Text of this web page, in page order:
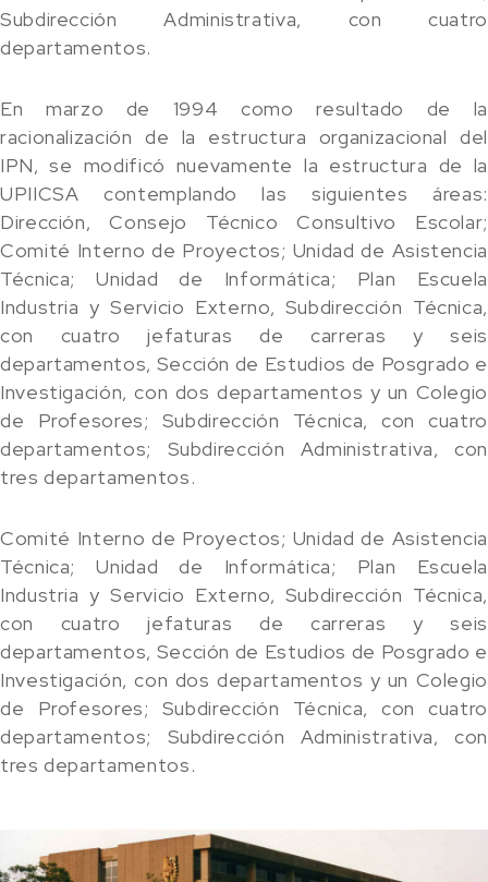
Subdirección Administrativa, con cuatro
departamentos.
En marzo de 1994 como resultado de la
racionalización de la estructura organizacional del
IPN, se modificó nuevamente la estructura de la
UPIICSA contemplando las siguientes áreas:
Dirección, Consejo Técnico Consultivo Escolar;
Comité Interno de Proyectos; Unidad de Asistencia
Técnica; Unidad de Informática; Plan Escuela
Industria y Servicio Externo, Subdirección Técnica,
con cuatro jefaturas de carreras y seis
departamentos, Sección de Estudios de Posgrado e
Investigación, con dos departamentos y un Colegio
de Profesores; Subdirección Técnica, con cuatro
departamentos; Subdirección Administrativa, con
tres departamentos.
Comité Interno de Proyectos; Unidad de Asistencia
Técnica; Unidad de Informática; Plan Escuela
Industria y Servicio Externo, Subdirección Técnica,
con cuatro jefaturas de carreras y seis
departamentos, Sección de Estudios de Posgrado e
Investigación, con dos departamentos y un Colegio
de Profesores; Subdirección Técnica, con cuatro
departamentos; Subdirección Administrativa, con
tres departamentos.